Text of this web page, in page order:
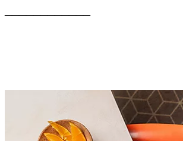
voor uw kinderen in een van onze honderden
50% op de prijs.
twee kamers naast elkaar, al dan niet met
maar hoeft te zorgen dat u mooie herinneringen